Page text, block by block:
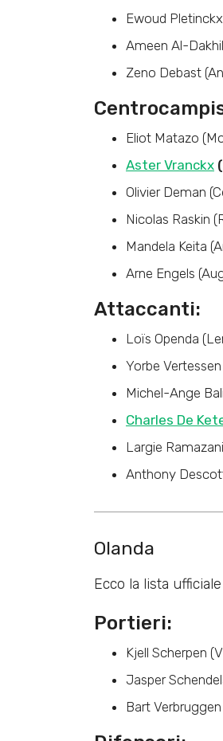
Ewoud
Ameen Al-
Zeno Debast
Eliot Matazo
Aster Vranckx
Olivier Deman
Nicolas Raskin
Mandela Keita
Arne Engels
Attaccanti:
Loïs Openda
Yorbe
Michel-Ange
Charles De
Largie
Anthony
Olanda
Ecco la lista
Portieri:
Kjell Scherpen
Jasper
Bart